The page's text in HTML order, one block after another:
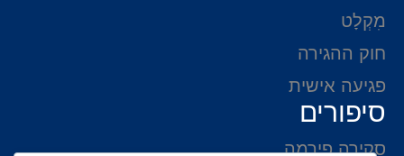
מִקְלָט
חוק ההגירה
פגיעה אישית
סיפורים
סקירה פירמה